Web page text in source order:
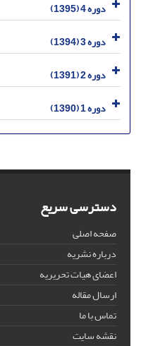
دوره 4 (1395)
دوره 3 (1394)
دوره 2 (1391)
دوره 1 (1390)
دسترسی سریع
صفحه اصلی
درباره نشریه
اعضای هیات تحریریه
ارسال مقاله
تماس با ما
نقشه سایت